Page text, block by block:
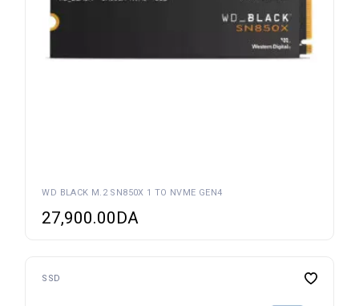
WD BLACK M.2 SN850X 1 TO NVME GEN4
27,900.00DA
SSD